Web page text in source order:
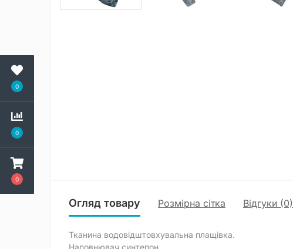
0
0
0
Огляд товару Розмірна сітка Відгуки (0)
Тканина водовідштовхувальна плащівка.